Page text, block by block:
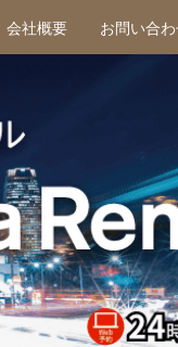
会社概要 お問い合